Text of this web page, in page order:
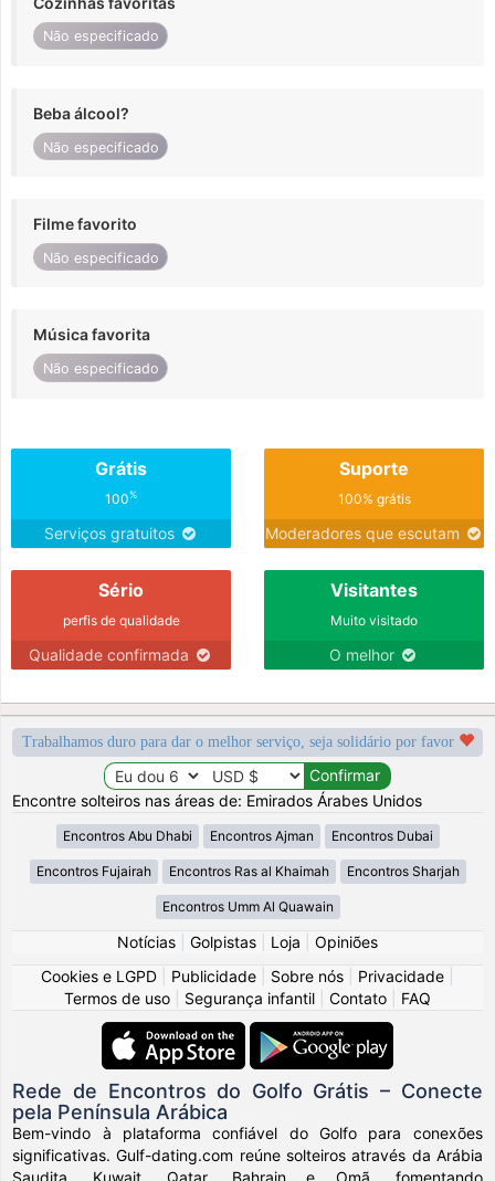
Não especificado
Beba álcool?
Não especificado
Filme favorito
Não especificado
Música favorita
Não especificado
Grátis
100%
Serviços gratuitos
Suporte
100% grátis
Moderadores que escutam
Sério
perfis de qualidade
Qualidade confirmada
Visitantes
Muito visitado
O melhor
Trabalhamos duro para dar o melhor serviço, seja solidário por favor
Encontre solteiros nas áreas de: Emirados Árabes Unidos
Encontros Abu Dhabi Encontros Ajman Encontros Dubai
Encontros Fujairah Encontros Ras al Khaimah Encontros Sharjah
Encontros Umm Al Quawain
Notícias Golpistas Loja
Opiniões
Cookies e LGPD
Publicidade Sobre nós Privacidade
Termos de uso
Segurança infantil Contato FAQ
Rede de Encontros do Golfo Grátis – Conecte
pela Península Arábica
Bem-vindo à plataforma confiável do Golfo para conexões
significativas. Gulf-dating.com reúne solteiros através da Arábia
Saudita, Kuwait, Qatar, Bahrain e Omã, fomentando